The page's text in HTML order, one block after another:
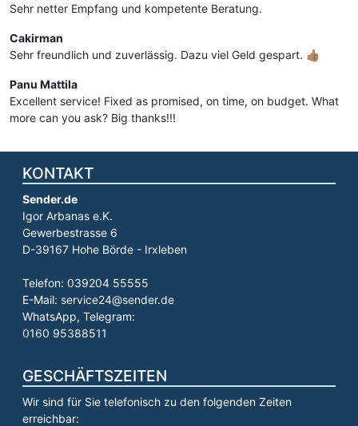
Sehr netter Empfang und kompetente Beratung.
Cakirman
Sehr freundlich und zuverlässig. Dazu viel Geld gespart. 👍🏽
Panu Mattila
Excellent service! Fixed as promised, on time, on budget. What
more can you ask? Big thanks!!!
KONTAKT
Sender.de
Igor Arbanas e.K.
Gewerbestrasse 6
D-39167 Hohe Börde - Irxleben
Telefon: 039204 55555
E-Mail: service24@sender.de
WhatsApp, Telegram:
0160 95388511
GESCHÄFTSZEITEN
Wir sind für Sie telefonisch zu den folgenden Zeiten
erreichbar: